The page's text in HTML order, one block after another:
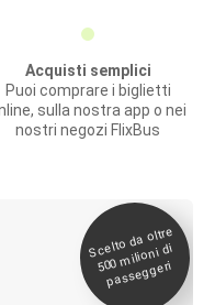
Acquisti semplici
Puoi comprare i biglietti
sulla nostra app o nei
nostri negozi FlixBus
Scelto da oltre
500
milioni di
passeggeri